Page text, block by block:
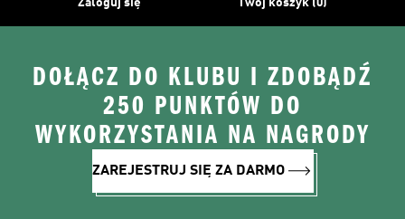
Zaloguj się Twój koszyk (0)
DOŁĄCZ DO KLUBU I ZDOBĄDŹ
250 PUNKTÓW DO
WYKORZYSTANIA NA NAGRODY
ZAREJESTRUJ SIĘ ZA DARMO